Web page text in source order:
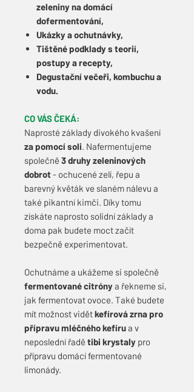
zeleniny na domácí
dofermentování,
Ukázky a ochutnávky,
Tištěné podklady s teorií,
postupy a recepty,
Degustační večeři, kombuchu a
vodu.
CO VÁS ČEKÁ:
Naprosté základy divokého kvašení
za pomocí soli. Nafermentujeme
společně 3 druhy zeleninových
dobrot- ochucené zelí, řepu a
barevný květák ve slaném nálevu a
také pikantní kimči. Díky tomu
získáte naprosto solidní základy a
doma pak budete moct začít
bezpečně experimentovat.
Ochutnáme a ukážeme si společně
fermentované citrónya řekneme si,
jak fermentovat ovoce. Také budete
mít možnost vidětkefírová zrna pro
přípravu mléčného kefírua v
neposlední řadě tibi krystaly pro
přípravu domácí fermentované
limonády.